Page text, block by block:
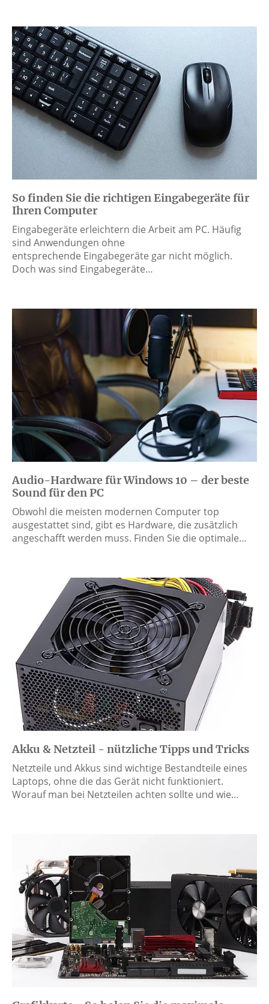
So finden Sie die richtigen Eingabegeräte für
Ihren Computer
Eingabegeräte erleichtern die Arbeit am PC. Häufig
sind Anwendungen ohne
entsprechende Eingabegeräte gar nicht möglich.
Doch was sind Eingabegeräte…
Audio-Hardware für Windows 10 – der beste
Sound für den PC
Obwohl die meisten modernen Computer top
ausgestattet sind, gibt es Hardware, die zusätzlich
angeschafft werden muss. Finden Sie die optimale…
Akku & Netzteil - nützliche Tipps und Tricks
Netzteile und Akkus sind wichtige Bestandteile eines
Laptops, ohne die das Gerät nicht funktioniert.
Worauf man bei Netzteilen achten sollte und wie…